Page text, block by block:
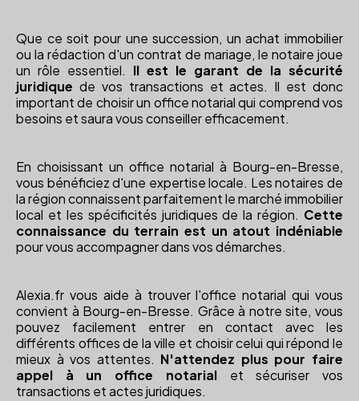
Que ce soit pour une succession, un achat immobilier
ou la rédaction d'un contrat de mariage, le notaire joue
un rôle essentiel. Il est le garant de la sécurité
juridique de vos transactions et actes. Il est donc
important de choisir un office notarial qui comprend vos
besoins et saura vous conseiller efficacement.
En choisissant un office notarial à Bourg-en-Bresse,
vous bénéficiez d'une expertise locale. Les notaires de
la région connaissent parfaitement le marché immobilier
local et les spécificités juridiques de la région. Cette
connaissance du terrain est un atout indéniable
pour vous accompagner dans vos démarches.
Alexia.fr vous aide à trouver l'office notarial qui vous
convient à Bourg-en-Bresse. Grâce à notre site, vous
pouvez facilement entrer en contact avec les
différents offices de la ville et choisir celui qui répond le
mieux à vos attentes. N'attendez plus pour faire
appel à un office notarialet sécuriser vos
transactions et actes juridiques.